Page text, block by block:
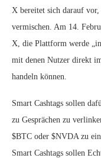
X bereitet sich darauf
vermischen. Am 14.
X, die Plattform werde „in
mit denen Nutzer direkt
handeln können.
Smart Cashtags sollen
zu Gesprächen zu
$BTC oder $NVDA zu
Smart Cashtags sollen